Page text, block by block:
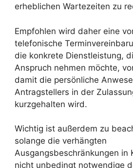
erheblichen Wartezeiten zu
Empfohlen wird daher eine
telefonische
die konkrete Dienstleistung,
Anspruch nehmen möchte,
damit die persönliche
Antragstellers in der
kurzgehalten wird.
Wichtig ist außerdem zu
solange die verhängten
Ausgangsbeschränkungen in
nicht unbedingt notwendige